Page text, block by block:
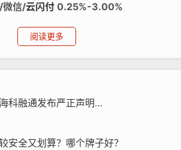
微信/云闪付 0.25%-3.00%
2 增值服务费 0-399元 /
方式 支付渠道 费率/费用标准 封顶标
准
阅读更多
科融通发布严正声明…
安全又划算？哪个牌子好？